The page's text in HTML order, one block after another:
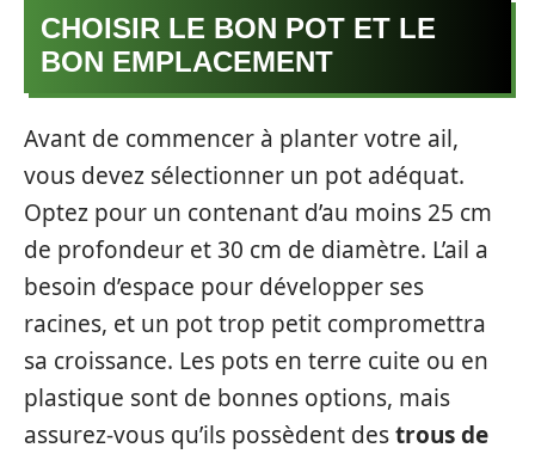
CHOISIR LE BON POT ET LE
BON EMPLACEMENT
Avant de commencer à planter votre ail,
vous devez sélectionner un pot adéquat.
Optez pour un contenant d’au moins 25 cm
de profondeur et 30 cm de diamètre. L’ail a
besoin d’espace pour développer ses
racines, et un pot trop petit compromettra
sa croissance. Les pots en terre cuite ou en
plastique sont de bonnes options, mais
assurez-vous qu’ils possèdent destrous de